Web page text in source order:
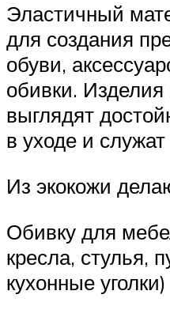
Эластичный
для создания
обуви,
обивки. Изделия
выглядят
в уходе и
Из экокожи
Обивку для
кресла, стулья,
кухонные уголки)